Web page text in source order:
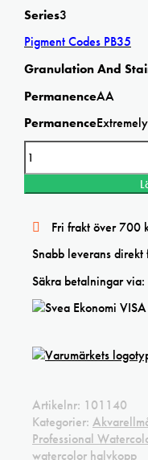
Series3
Pigment Codes PB35
Granulation And
PermanenceAA
Permanence
Winsor&Newton
Cerulean
Blue
RS
watercolor
mängdFri frakt över 700
Snabb leverans
Säkra betalningar via:
Artikelnr: 101140
Kategorier:
Professional
watercolor halvkopp